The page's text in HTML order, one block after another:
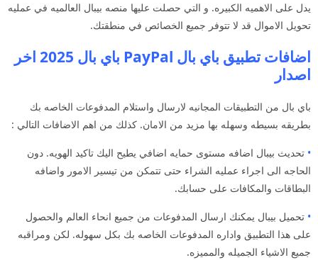
يدل على الاهميه الكبيره. و التي حصلت عليها منصه بيبال العالميه في عمليه
تحويل الاموال قد لا تتوفر جميع الخصائص في منطقتك.
اضافات تطبيق باي بال PayPal باي بال 2025 اخر
اصدار
باي بال من التطبيقات المجانيه لارسال واستلام المدفوعات الخاصه بك
بطريقه بسيطه وسهله بها مزيد من الامان. كذلك من اهم الاضافات التالي :
• تحديث بيبال اضافه مستوى حمايه اضافي يطيح اليك تاكيد الهويه. دون
الحاجه الى اجراء عمليه الشراء حتى تتمكن من تيسير الامور واضافه
البطاقات والمكافات على حسابك.
• تحميل بيبال يمكنك ارسال المدفوعات من جميع انحاء العالم والحصول
على هذا التطبيق واداره المدفوعات الخاصه بك بكل سهوله. لكن ومراقبه
جميع الاشياء الجميله والمميزه.